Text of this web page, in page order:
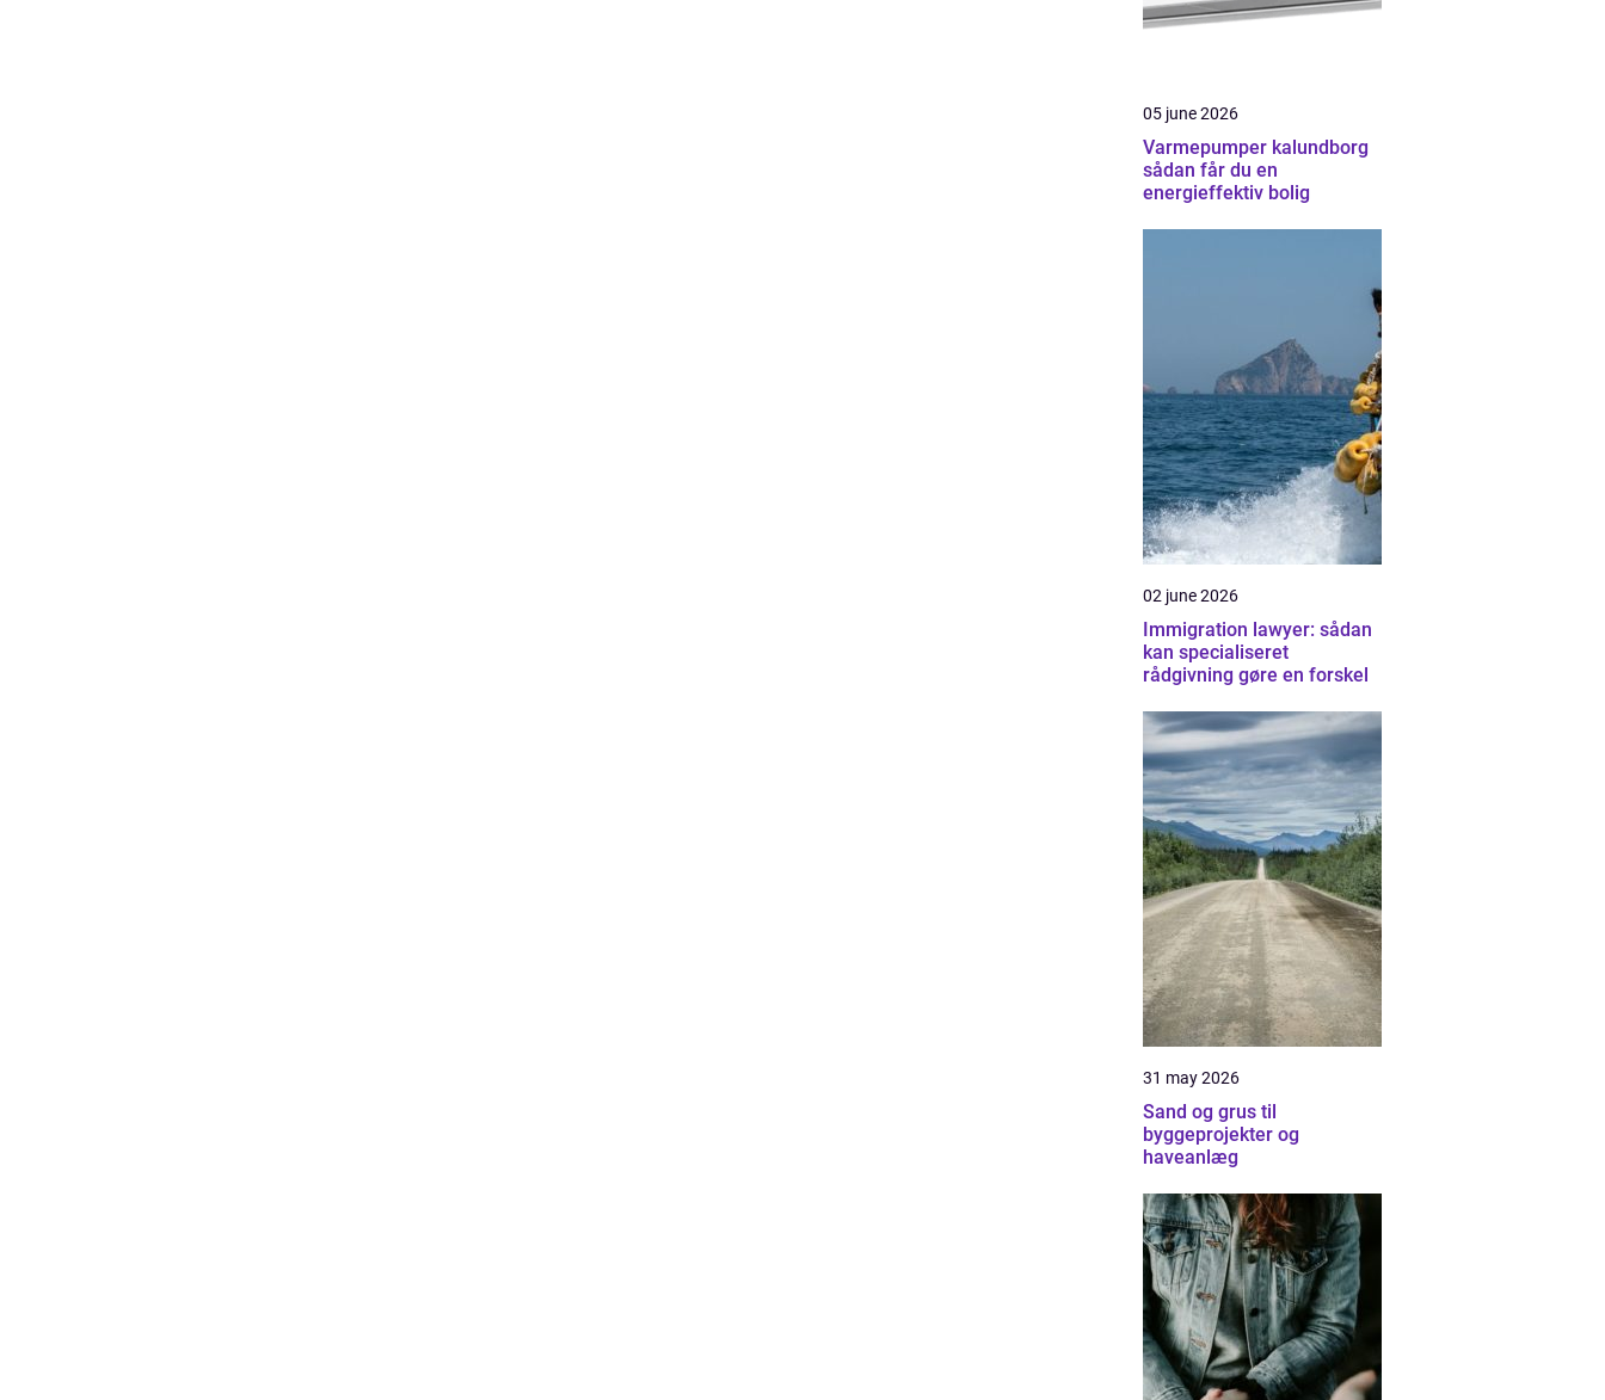
05 june 2026
Varmepumper kalundborg
sådan får du en
energieffektiv bolig
02 june 2026
Immigration lawyer: sådan
kan specialiseret
rådgivning gøre en forskel
31 may 2026
Sand og grus til
byggeprojekter og
haveanlæg